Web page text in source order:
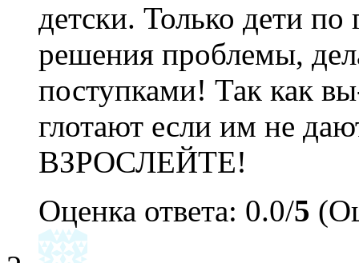
детски. Только дети по
решения проблемы,
поступками! Так как
глотают если им не
ВЗРОСЛЕЙТЕ!
Оценка ответа: 0.0/5